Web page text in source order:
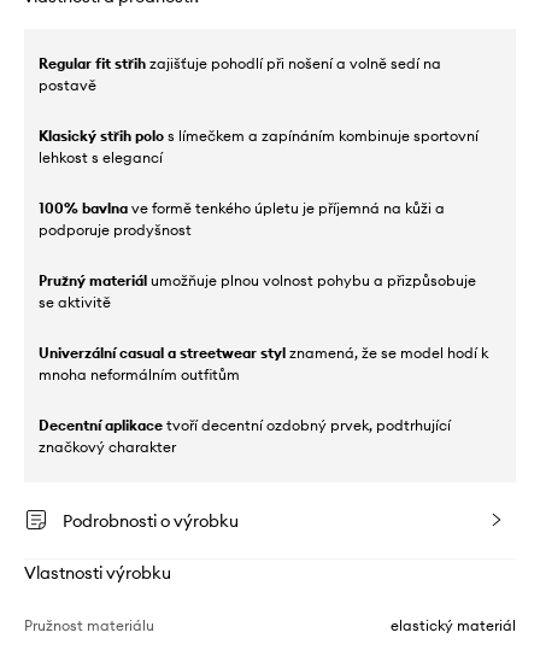
Regular fit střih zajišťuje pohodlí při nošení a volně sedí na
postavě
Klasický střih polo s límečkem a zapínáním kombinuje sportovní
lehkost s elegancí
100% bavlna ve formě tenkého úpletu je příjemná na kůži a
podporuje prodyšnost
Pružný materiál umožňuje plnou volnost pohybu a přizpůsobuje
se aktivitě
Univerzální casual a streetwear styl znamená, že se model hodí k
mnoha neformálním outfitům
Decentní aplikace tvoří decentní ozdobný prvek, podtrhující
značkový charakter
Podrobnosti o výrobku
Vlastnosti výrobku
Pružnost materiálu elastický materiál